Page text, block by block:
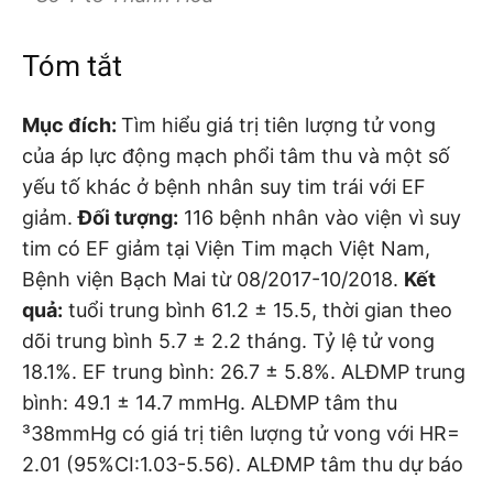
Tóm tắt
Mục đích: Tìm hiểu giá trị tiên lượng tử vong
của áp lực động mạch phổi tâm thu và một số
yếu tố khác ở bệnh nhân suy tim trái với EF
giảm.Đối tượng: 116 bệnh nhân vào viện vì suy
tim có EF giảm tại Viện Tim mạch Việt Nam,
Bệnh viện Bạch Mai từ 08/2017-10/2018. Kết
quả: tuổi trung bình 61.2 ± 15.5, thời gian theo
dõi trung bình 5.7 ± 2.2 tháng. Tỷ lệ tử vong
18.1%. EF trung bình: 26.7 ± 5.8%. ALĐMP trung
bình: 49.1 ± 14.7 mmHg. ALĐMP tâm thu
³38mmHg có giá trị tiên lượng tử vong với HR=
2.01 (95%CI:1.03-5.56). ALĐMP tâm thu dự báo